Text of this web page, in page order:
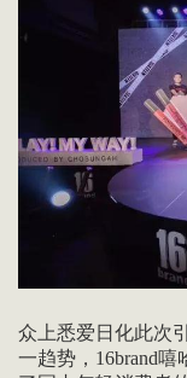
众上悉爱日化此次
一趋势，16brand